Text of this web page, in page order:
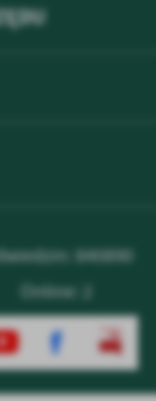
840890
Online: 2